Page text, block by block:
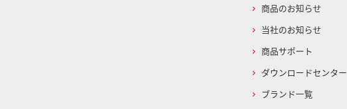
商品のお知らせ
当社のお知らせ
商品サポート
ダウンロードセンター
ブランド一覧